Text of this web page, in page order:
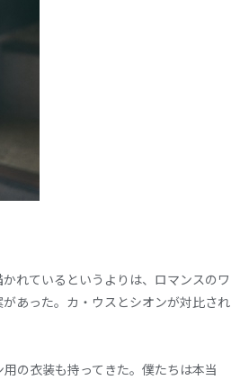
れているというよりは、ロマンスのワ
あった。カ・ウスとシオンが対比され
の衣装も持ってきた。僕たちは本当